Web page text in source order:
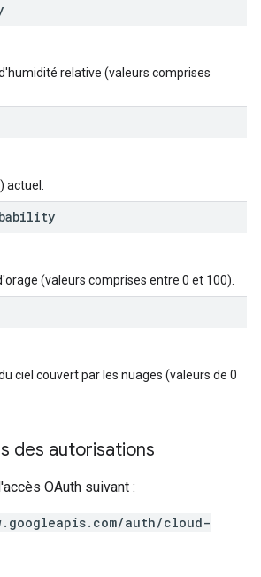
relative (valeurs comprises
actuel.
(valeurs comprises entre 0 et 100).
ciel couvert par les nuages (valeurs de 0
des autorisations
OAuth suivant :
auth/cloud-